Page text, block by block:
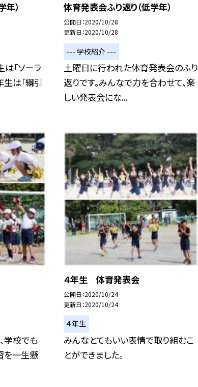
年）
「ソーラ
生は「綱引
体育発表会ふり返り（低学年）
公開日 2020/10/28
更新日 2020/10/28
--- 学校紹介 ---
土曜日に行われた体育発表会のふり
返りです。みんなで力を合わせて、楽
しい発表会にな...
学校でも
を一生懸
４年生 体育発表会
公開日 2020/10/24
更新日 2020/10/24
４年生
みんなとてもいい表情で取り組むこ
とができました。